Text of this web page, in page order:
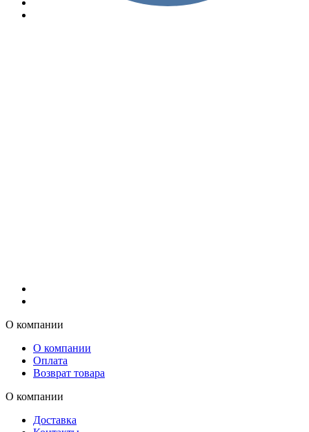
О компании
О компании
Оплата
Возврат товара
О компании
Доставка